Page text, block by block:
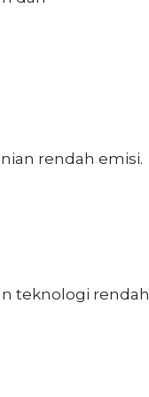
rendah emisi.
teknologi rendah